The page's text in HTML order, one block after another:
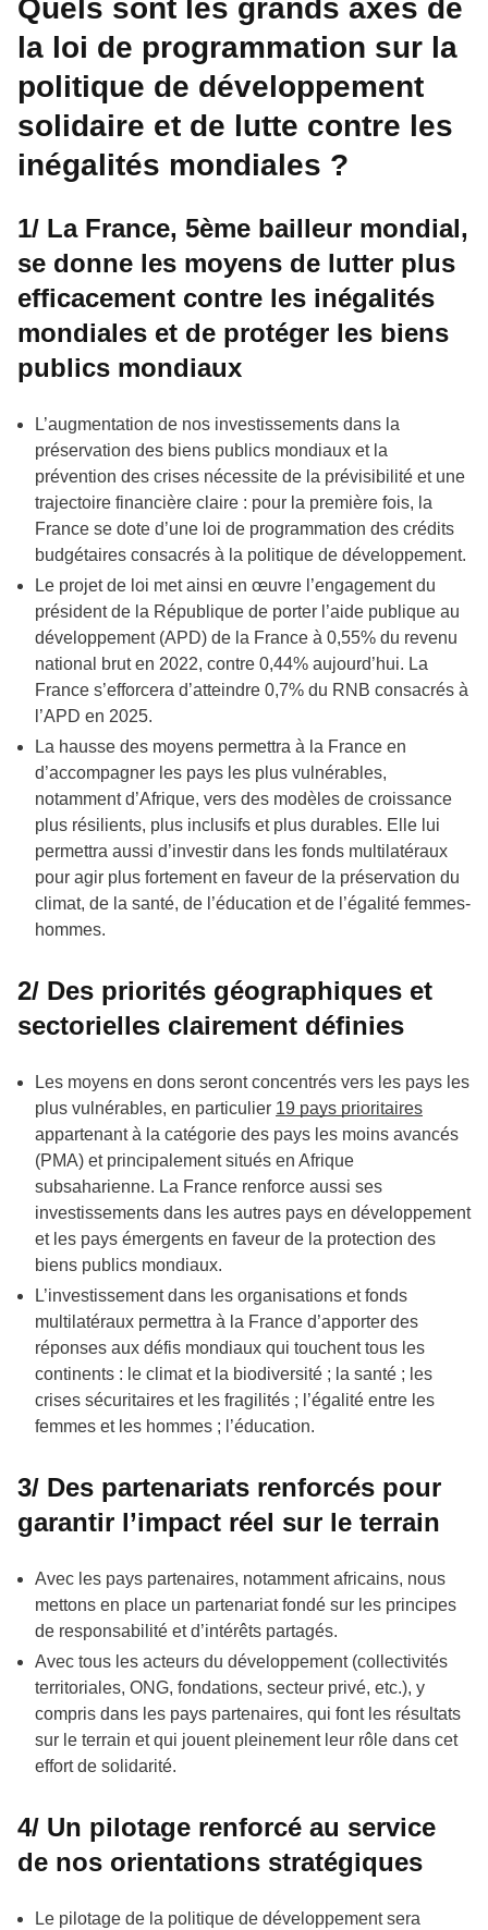
Quels sont les grands axes de
la loi de programmation sur la
politique de développement
solidaire et de lutte contre les
inégalités mondiales ?
1/ La France, 5ème bailleur mondial,
se donne les moyens de lutter plus
efficacement contre les inégalités
mondiales et de protéger les biens
publics mondiaux
L’augmentation de nos investissements dans la
préservation des biens publics mondiaux et la
prévention des crises nécessite de la prévisibilité et une
trajectoire financière claire : pour la première fois, la
France se dote d’une loi de programmation des crédits
budgétaires consacrés à la politique de développement.
Le projet de loi met ainsi en œuvre l’engagement du
président de la République de porter l’aide publique au
développement (APD) de la France à 0,55% du revenu
national brut en 2022, contre 0,44% aujourd’hui. La
France s’efforcera d’atteindre 0,7% du RNB consacrés à
l’APD en 2025.
La hausse des moyens permettra à la France en
d’accompagner les pays les plus vulnérables,
notamment d’Afrique, vers des modèles de croissance
plus résilients, plus inclusifs et plus durables. Elle lui
permettra aussi d’investir dans les fonds multilatéraux
pour agir plus fortement en faveur de la préservation du
climat, de la santé, de l’éducation et de l’égalité femmes-
hommes.
2/ Des priorités géographiques et
sectorielles clairement définies
Les moyens en dons seront concentrés vers les pays les
plus vulnérables, en particulier 19 pays prioritaires
appartenant à la catégorie des pays les moins avancés
(PMA) et principalement situés en Afrique
subsaharienne. La France renforce aussi ses
investissements dans les autres pays en développement
et les pays émergents en faveur de la protection des
biens publics mondiaux.
L’investissement dans les organisations et fonds
multilatéraux permettra à la France d’apporter des
réponses aux défis mondiaux qui touchent tous les
continents : le climat et la biodiversité ; la santé ; les
crises sécuritaires et les fragilités ; l’égalité entre les
femmes et les hommes ; l’éducation.
3/ Des partenariats renforcés pour
garantir l’impact réel sur le terrain
Avec les pays partenaires, notamment africains, nous
mettons en place un partenariat fondé sur les principes
de responsabilité et d’intérêts partagés.
Avec tous les acteurs du développement (collectivités
territoriales, ONG, fondations, secteur privé, etc.), y
compris dans les pays partenaires, qui font les résultats
sur le terrain et qui jouent pleinement leur rôle dans cet
effort de solidarité.
4/ Un pilotage renforcé au service
de nos orientations stratégiques
Le pilotage de la politique de développement sera